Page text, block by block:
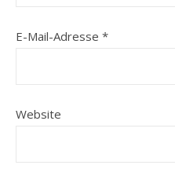
E-Mail-Adresse *
Website